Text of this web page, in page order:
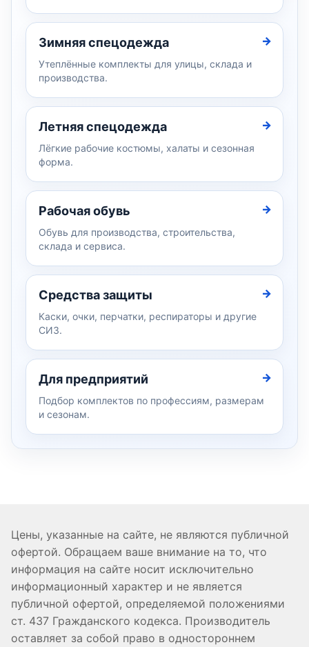
Зимняя спецодежда
Утеплённые комплекты для улицы, склада и
производства.
Летняя спецодежда
Лёгкие рабочие костюмы, халаты и сезонная
форма.
Рабочая обувь
Обувь для производства, строительства,
склада и сервиса.
Средства защиты
Каски, очки, перчатки, респираторы и другие
СИЗ.
Для предприятий
Подбор комплектов по профессиям, размерам
и сезонам.
Цены, указанные на сайте, не являются публичной
офертой. Обращаем ваше внимание на то, что
информация на сайте носит исключительно
информационный характер и не является
публичной офертой, определяемой положениями
ст. 437 Гражданского кодекса. Производитель
оставляет за собой право в одностороннем